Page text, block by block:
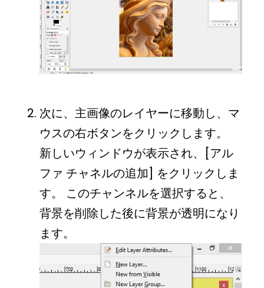
次に、主画像のレイヤーに移動し、マ
ウスの右ボタンをクリックします。
新しいウィンドウが表示され、[アル
ファ チャネルの追加] をクリックしま
す。 このチャンネルを選択すると、
背景を削除した後に背景が透明になり
ます。